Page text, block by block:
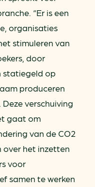
“Er is een
organisaties
stimuleren van
door
statiegeld op
produceren
verschuiving
gaat om
van de CO2
over het inzetten
voor
samen te werken